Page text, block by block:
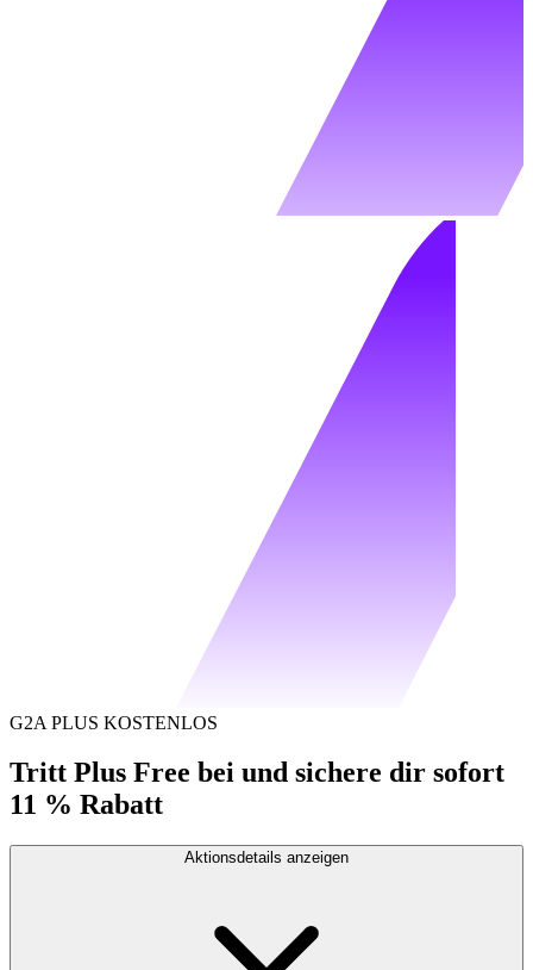
G2A PLUS KOSTENLOS
Tritt Plus Free bei und sichere dir sofort
11 % Rabatt
Aktionsdetails anzeigen